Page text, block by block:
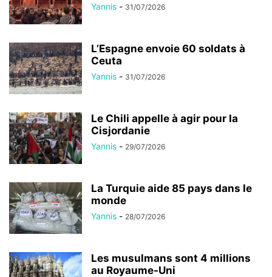
Yannis - 31/07/2026
L’Espagne envoie 60 soldats à
Ceuta
Yannis - 31/07/2026
Le Chili appelle à agir pour la
Cisjordanie
Yannis - 29/07/2026
La Turquie aide 85 pays dans le
monde
Yannis - 28/07/2026
Les musulmans sont 4 millions
au Royaume-Uni